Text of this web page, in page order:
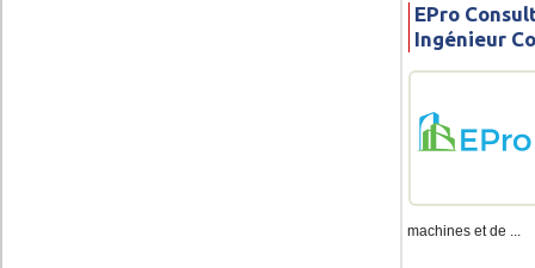
EPro
Ingénieur
machines et de ...